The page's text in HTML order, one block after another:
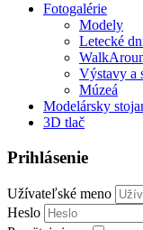
Fotogalérie
Modely
Letecké
Výstavy a
Múzeá
Modelársky
3D tlač
Prihlásenie
Užívateľské meno
Heslo